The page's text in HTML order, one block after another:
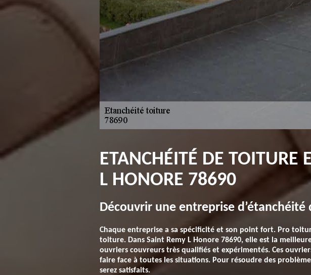
ETANCHÉITÉ DE TOITURE
L HONORE 78690
Découvrir une entreprise
Chaque entreprise a sa spécificité et son point fort. Pro
toiture. Dans Saint Remy L Honore 78690, elle est la
ouvriers couvreurs très qualifiés et expérimentés. Ces
faire face à toutes les situations. Pour résoudre des
serez satisfaits.